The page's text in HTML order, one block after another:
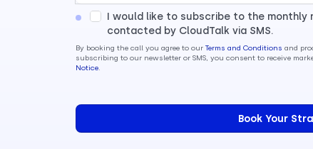
I would like to subscribe to the
contacted by CloudTalk via SMS.
By booking the call you agree to our Terms and Conditions and
subscribing to our newsletter or SMS, you consent to receive
Notice